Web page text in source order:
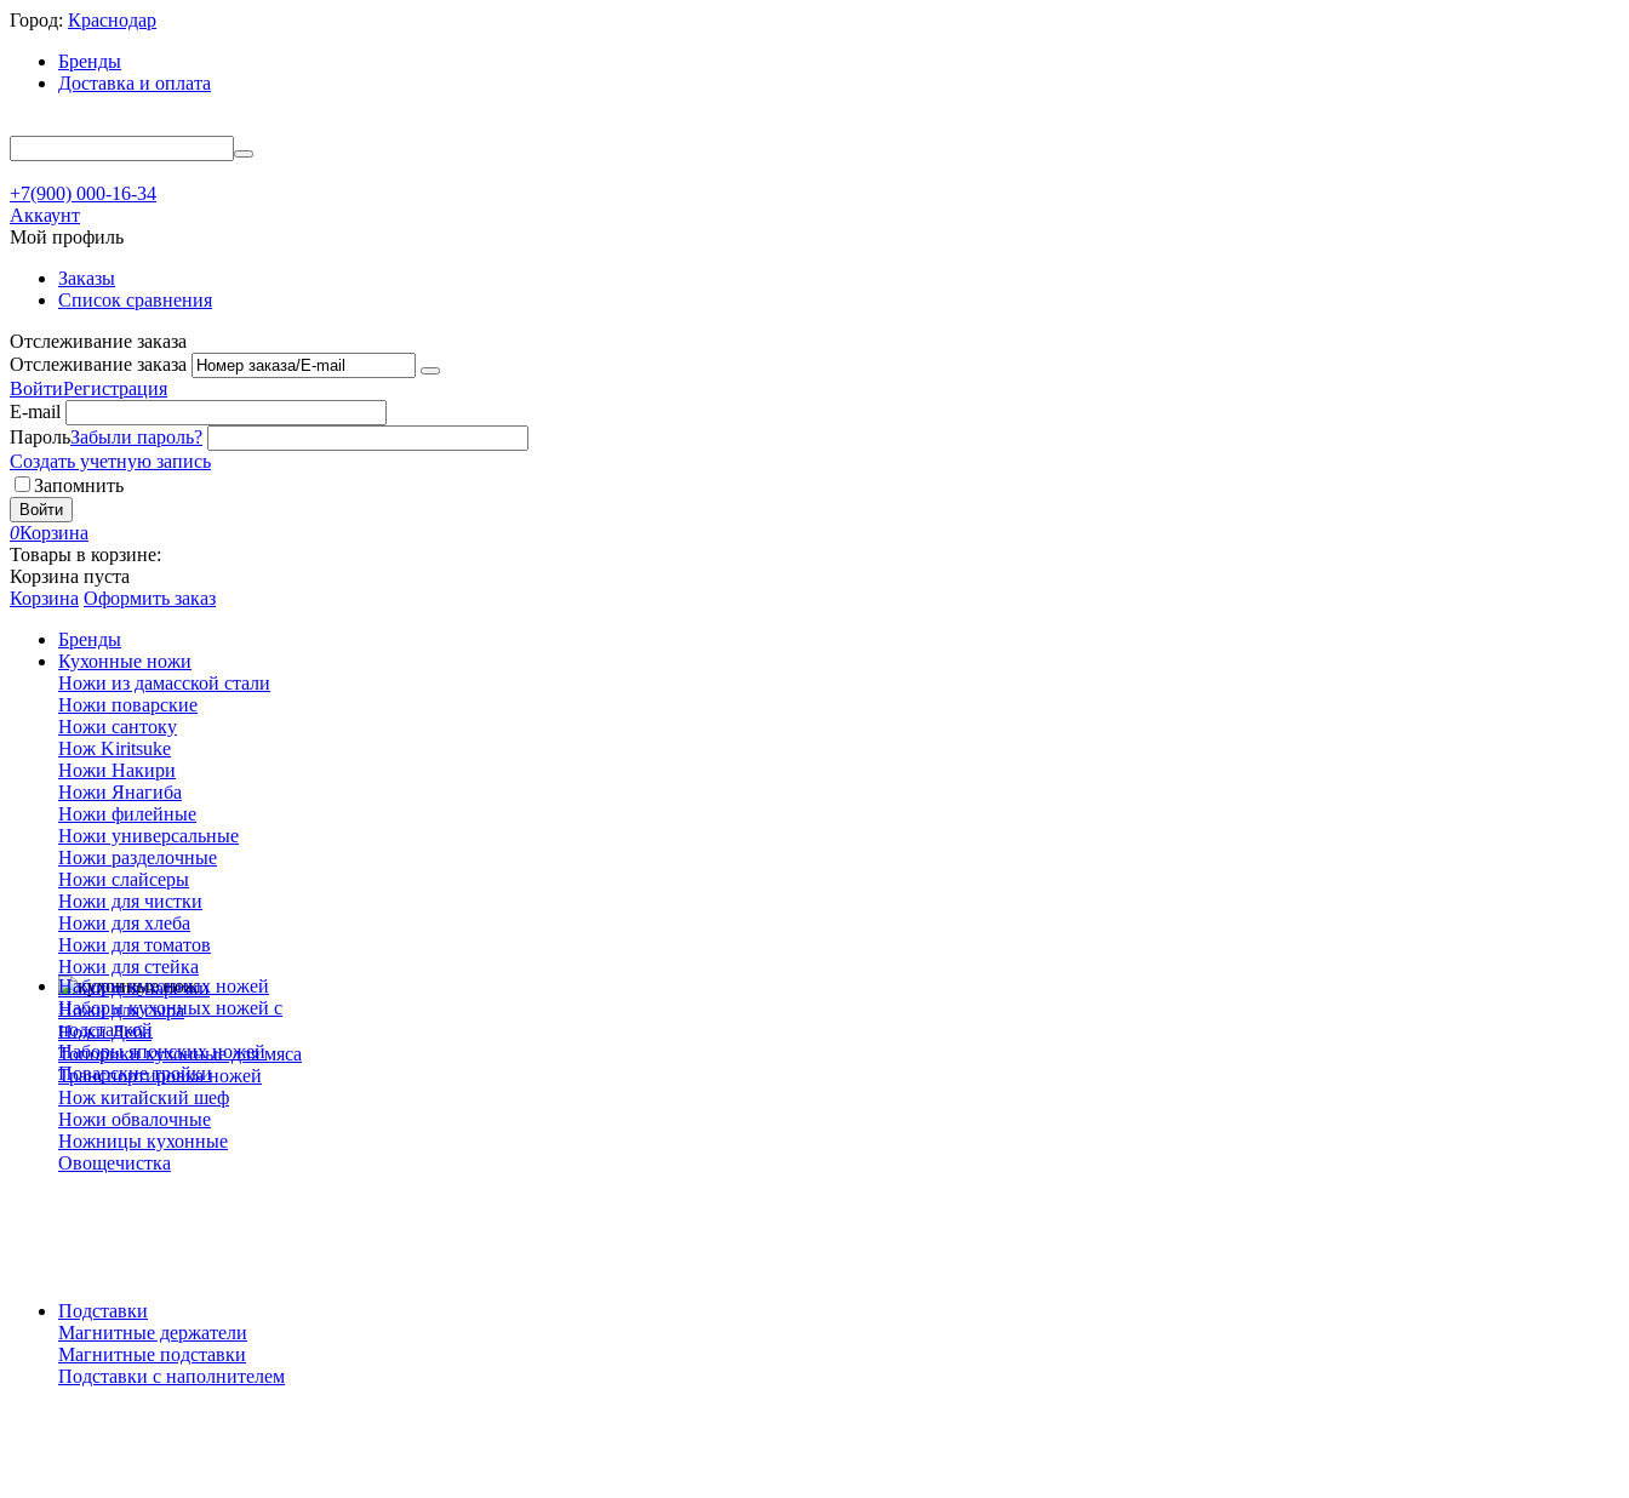
Город: Краснодар
Бренды
Доставка и оплата
+7(900) 000-16-34
Аккаунт
Мой профиль
Заказы
Список сравнения
Отслеживание заказа
Отслеживание заказа
ВойтиРегистрация
E-mail
ПарольЗабыли пароль?
Создать учетную запись
Запомнить
Войти
0Корзина
Товары в корзине:
Корзина пуста
Корзина Оформить заказ
Бренды
Кухонные ножи
Ножи из дамасской стали
Ножи поварские
Ножи сантоку
Нож Kiritsuke
Ножи Накири
Ножи Янагиба
Ножи филейные
Ножи универсальные
Ножи разделочные
Ножи слайсеры
Ножи для чистки
Ножи для хлеба
Ножи для томатов
Ножи для стейка
Ножи для нарезки
Ножи для сыра
Ножи Деба
Топорики кухонные для мяса
Транспортировка ножей
Нож китайский шеф
Ножи обвалочные
Ножницы кухонные
Овощечистка
Наборы кухонных ножей
Наборы кухонных ножей с
подставкой
Наборы японских ножей
Поварские тройки
Подставки
Магнитные держатели
Магнитные подставки
Подставки с наполнителем